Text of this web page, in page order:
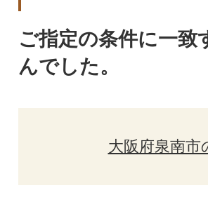
ご指定の条件に一
んでした。
大阪府泉南市